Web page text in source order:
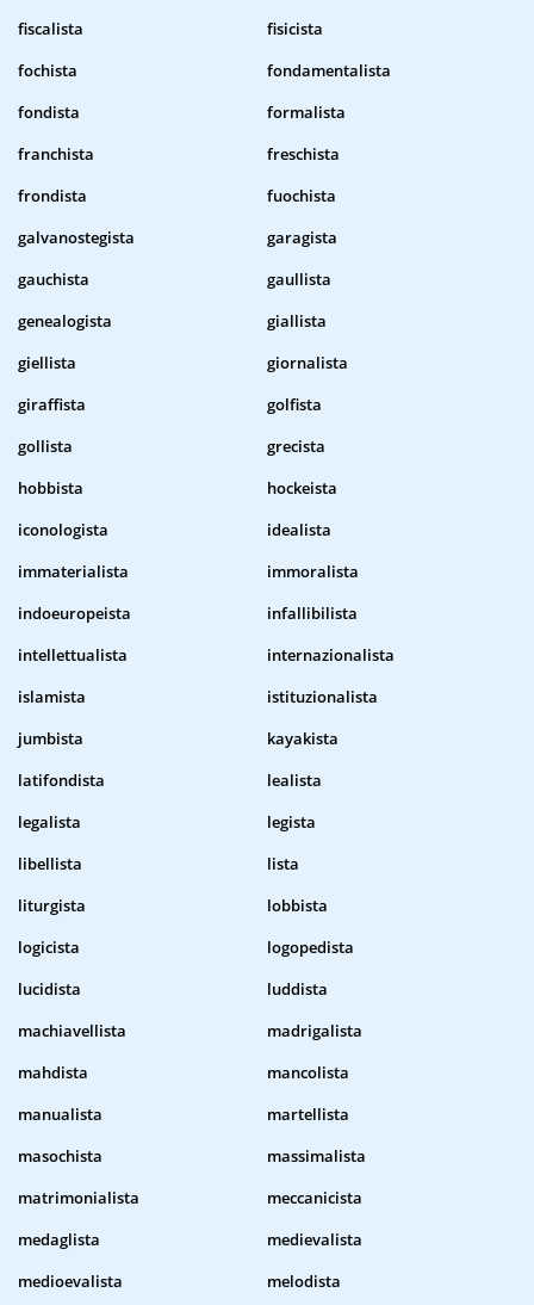
fiscalista
fisicista
fochista
fondamentalista
fondista
formalista
franchista
freschista
frondista
fuochista
galvanostegista
garagista
gauchista
gaullista
genealogista
giallista
giellista
giornalista
giraffista
golfista
gollista
grecista
hobbista
hockeista
iconologista
idealista
immaterialista
immoralista
indoeuropeista
infallibilista
intellettualista
internazionalista
islamista
istituzionalista
jumbista
kayakista
latifondista
lealista
legalista
legista
libellista
lista
liturgista
lobbista
logicista
logopedista
lucidista
luddista
machiavellista
madrigalista
mahdista
mancolista
manualista
martellista
masochista
massimalista
matrimonialista
meccanicista
medaglista
medievalista
medioevalista
melodista